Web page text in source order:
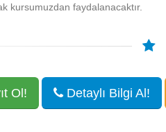
kursumuzdan faydalanacaktır.
Ol! Detaylı Bilgi Al!